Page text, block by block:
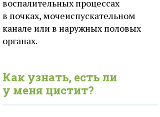
воспалительных процессах
в почках, мочеиспускательном
канале или в наружных половых
органах.
Как узнать, есть ли
у меня цистит?